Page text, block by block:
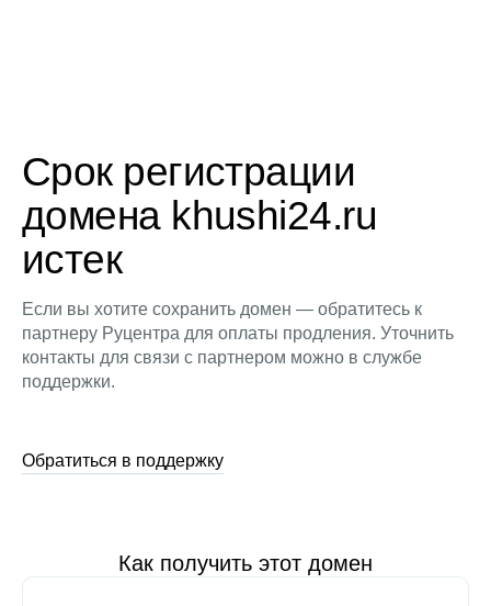
Срок регистрации
домена khushi24.ru
истек
Если вы хотите сохранить домен — обратитесь к
партнеру Руцентра для оплаты продления. Уточнить
контакты для связи с партнером можно в службе
поддержки.
Обратиться в поддержку
Как получить этот домен